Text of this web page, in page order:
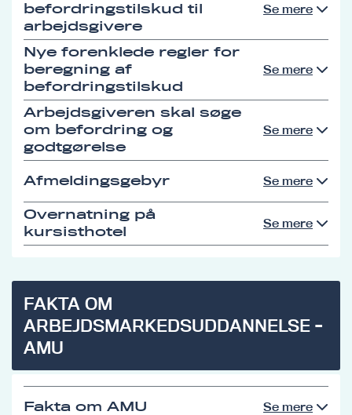
befordringstilskud til
arbejdsgivere
Se mere
Nye forenklede regler for
beregning af
befordringstilskud
Se mere
Arbejdsgiveren skal søge
om befordring og
godtgørelse
Se mere
Afmeldingsgebyr Se mere
Overnatning på
kursisthotel
Se mere
FAKTA OM
ARBEJDSMARKEDSUDDANNELSE -
AMU
Fakta om AMU Se mere